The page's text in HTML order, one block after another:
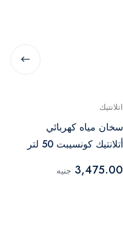
اتلانتيك
سخان مياه كهربائي
أتلانتيك كونسيبت 50 لتر
8414050
3,475.00 جنيه